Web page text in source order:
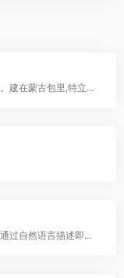
特立独行是一个代码完成工具由人工智能。建在蒙古包里,特立独行的专注于提供最好的代码完成本地机器上没有接触任何api或知识库。
SQL生成器专为不熟悉SQL的用户设计，通过自然语言描述即可轻松生成SQL代码。我们的工具支持各种数据库类型，提供准确、高效的数据提取解决方案。无论你是数据分析新手还是专业人士，都可以借助我们的SQL生成器节省时间，提高生产力。立即免费尝试！